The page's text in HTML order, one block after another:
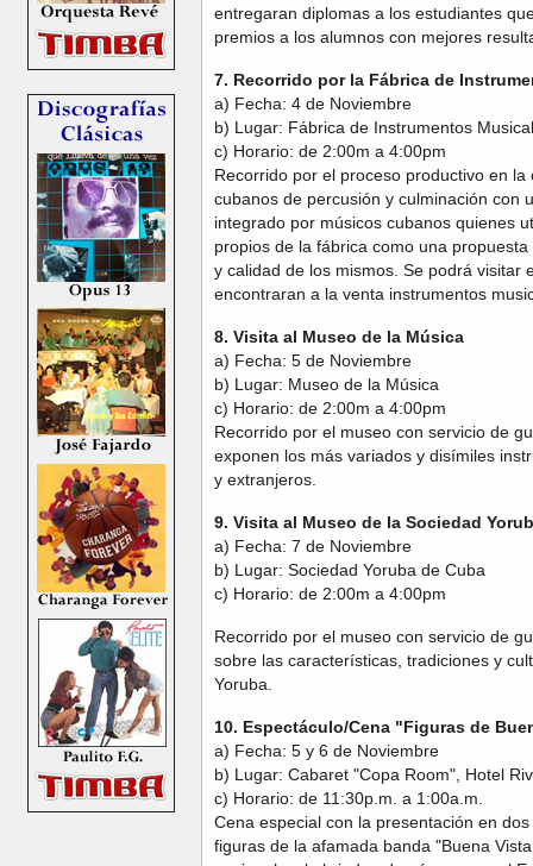
entregaran diplomas a los estudiantes
premios a los alumnos con mejores
7. Recorrido por la Fábrica de
a) Fecha: 4 de Noviembre
b) Lugar: Fábrica de Instrumentos
c) Horario: de 2:00m a 4:00pm
Recorrido por el proceso productivo en
cubanos de percusión y culminación con
integrado por músicos cubanos quienes
propios de la fábrica como una
y calidad de los mismos. Se podrá visitar
encontraran a la venta instrumentos
8. Visita al Museo de la Música
a) Fecha: 5 de Noviembre
b) Lugar: Museo de la Música
c) Horario: de 2:00m a 4:00pm
Recorrido por el museo con servicio de
exponen los más variados y disímiles
y extranjeros.
9. Visita al Museo de la Sociedad
a) Fecha: 7 de Noviembre
b) Lugar: Sociedad Yoruba de Cuba
c) Horario: de 2:00m a 4:00pm
Recorrido por el museo con servicio de
sobre las características, tradiciones y
Yoruba.
10. Espectáculo/Cena "Figuras de
a) Fecha: 5 y 6 de Noviembre
b) Lugar: Cabaret "Copa Room", Hotel
c) Horario: de 11:30p.m. a 1:00a.m.
Cena especial con la presentación en
figuras de la afamada banda "Buena